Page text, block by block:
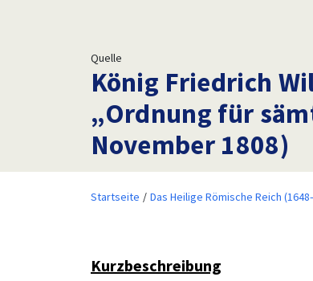
Quelle
König Friedrich
„Ordnung für
November 1808)
Startseite Das Heilige Römische Reich
Kurzbeschreibung